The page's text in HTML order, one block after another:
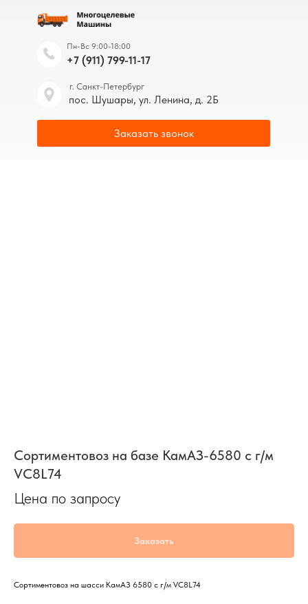
+7 (911) 799-11-17
Пн-Вс 9:00-18:00
Заказать звонок
пос. Шушары, ул. Ленина, д. 2Б
г. Санкт-Петербург
Сортиментовоз на базе КамАЗ-6580 с г/м
VC8L74
Цена по запросу
Заказать
Сортиментовоз на шасси КамАЗ 6580 с г/м VС8L74